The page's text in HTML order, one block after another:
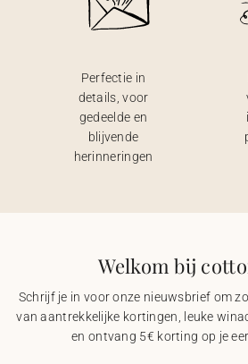
Perfectie in
details, voor
gedeelde en
blijvende
herinneringen
Welkom bij
Schrijf je in voor onze nieuwsbrief om
van aantrekkelijke kortingen, leuke
en ontvang 5€ korting op je